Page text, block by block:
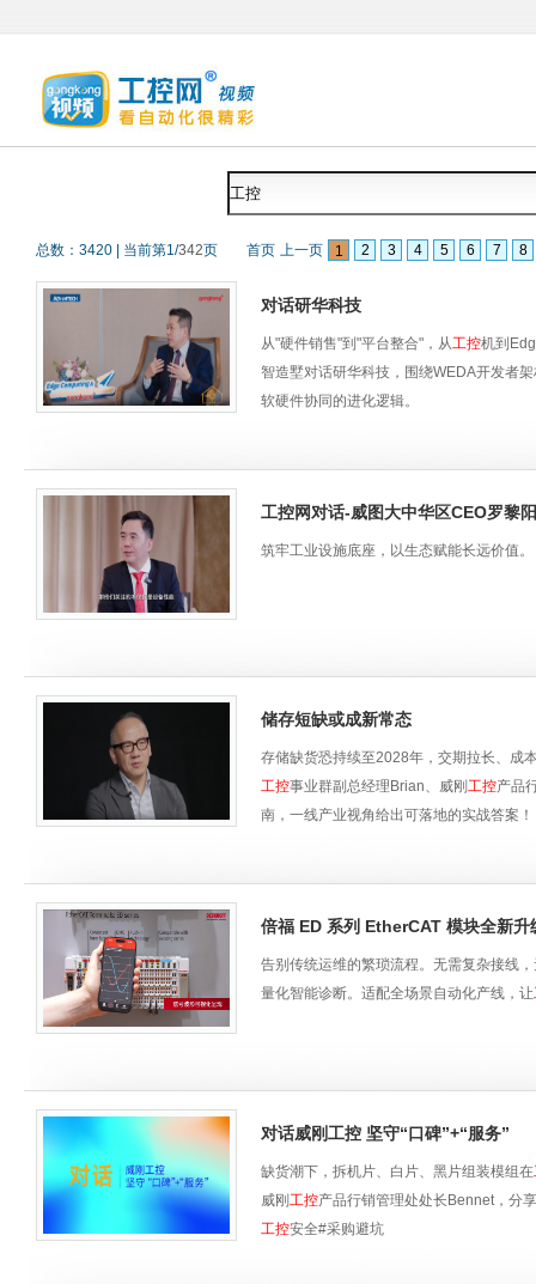
总数： 3420 当前第1/342页 首页 上一页 1 2 3 4 5 6 7 8
对话研华科技
从"硬件销售"到"平台整合"，从工控机到
智造墅对话研华科技，围绕WEDA开发者
软硬件协同的进化逻辑。
工控网对话-威图大中华区CEO罗黎阳
筑牢工业设施底座，以生态赋能长远价值。
储存短缺或成新常态
存储缺货恐持续至2028年，交期拉长、成
工控事业群副总经理Brian、威刚 工控产品
南，一线产业视角给出可落地的实战答案！
倍福 ED 系列 EtherCAT 模块全新升
告别传统运维的繁琐流程。无需复杂接线
量化智能诊断。适配全场景自动化产线，让
对话威刚工控 坚守“口碑”+“服务”
缺货潮下，拆机片、白片、黑片组装模组在
威刚 工控产品行销管理处处长Bennet，分
工控安全#采购避坑